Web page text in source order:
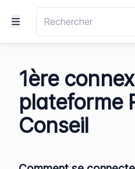
1ère
plateforme
Conseil